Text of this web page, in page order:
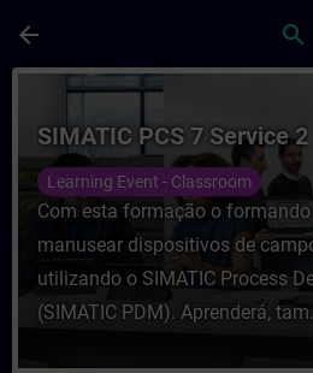
arrow_back search
Kurs - SIMATIC PCS 7
SIMATIC PCS 7 Service 2
Learning Event - Classroom
Com esta formação o
manusear dispositivos de
utilizando o SIMATIC Process
(SIMATIC PDM). Aprenderá,